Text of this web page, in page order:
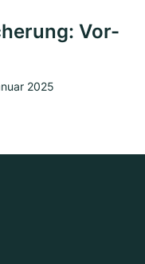
Vor-
2025